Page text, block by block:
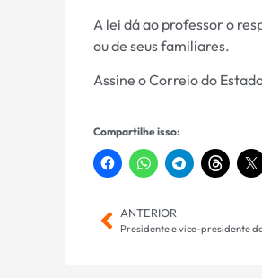
A lei dá ao professor o
ou de seus familiares.
Assine o Correio do
Compartilhe isso:
ANTERIOR